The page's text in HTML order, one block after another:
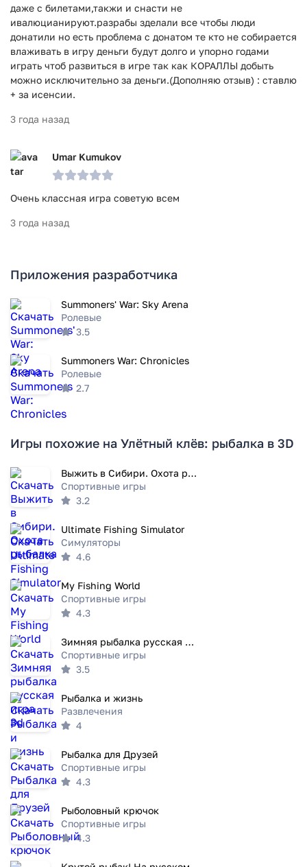
даже с билетами,такжи и снасти не
ивалюцианируют.разрабы зделали все чтобы люди
донатили но есть проблема с донатом те кто не собирается
влаживать в игру деньги будут долго и упорно годами
играть чтоб развиться в игре так как КОРАЛЛЫ добыть
можно исключительно за деньги.(Дополняю отзыв) : ставлю
+ за исенсии.
3 года назад
Umar Kumukov
Очень классная игра советую всем
3 года назад
Приложения разработчика
Summoners' War: Sky Arena
Ролевые
3.5
Summoners War: Chronicles
Ролевые
2.7
Игры похожие на Улётный клёв: рыбалка в 3D
Выжить в Сибири. Охота рыбалка
Спортивные игры
3.2
Ultimate Fishing Simulator
Симуляторы
4.6
My Fishing World
Спортивные игры
4.3
Зимняя рыбалка русская игра 3d
Спортивные игры
3.5
Рыбалка и жизнь
Развлечения
4
Рыбалка для Друзей
Спортивные игры
4.3
Рыболовный крючок
Спортивные игры
4.3